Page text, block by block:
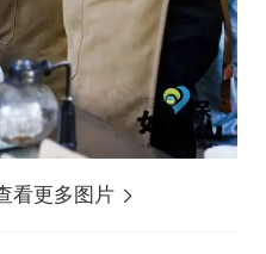
看更多图片